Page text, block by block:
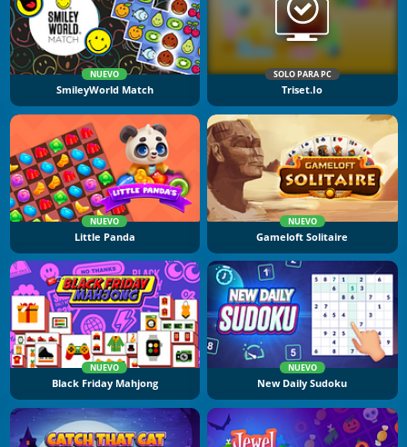
NUEVO
SmileyWorld Match
SOLO PARA PC
Triset.io
NUEVO
Little Panda
NUEVO
Gameloft Solitaire
NUEVO
Black Friday Mahjong
NUEVO
New Daily Sudoku